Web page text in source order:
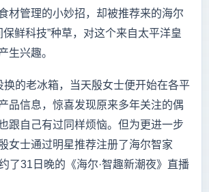
材管理的小妙招，却被推荐来的海尔
保鲜科技”种草，对这个来自太平洋皇
生兴趣。
换的老冰箱，当天殷女士便开始在各平
品信息，惊喜发现原来多年关注的偶
跟自己有过同样烦恼。但为更进一步
女士通过明星推荐注册了海尔智家
了31日晚的《海尔·智趣新潮夜》直播